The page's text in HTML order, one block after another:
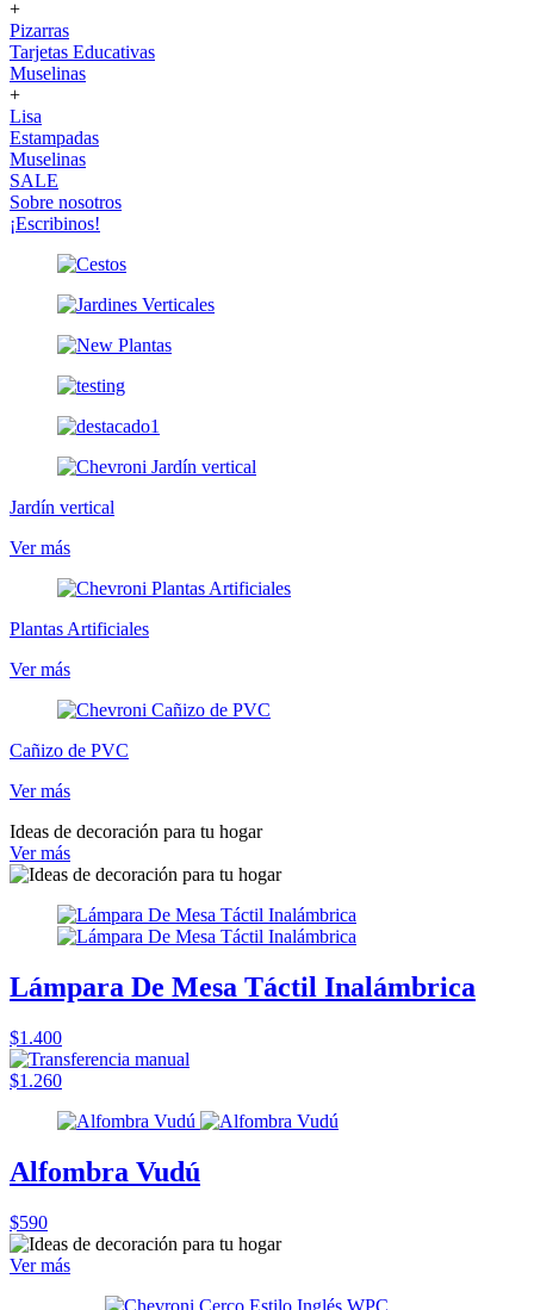
+
Pizarras
Tarjetas Educativas
Muselinas
+
Lisa
Estampadas
Muselinas
SALE
Sobre nosotros
¡Escribinos!
Jardín vertical
Ver más
Plantas Artificiales
Ver más
Cañizo de PVC
Ver más
Ideas de decoración para tu hogar
Ver más
Lámpara De Mesa Táctil Inalámbrica
$1.400
$1.260
Alfombra Vudú
$590
Ver más